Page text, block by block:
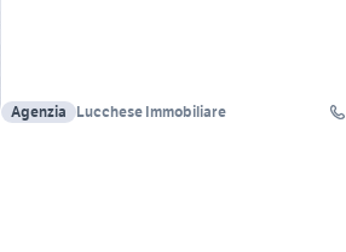
Agenzia Lucchese Immobiliare